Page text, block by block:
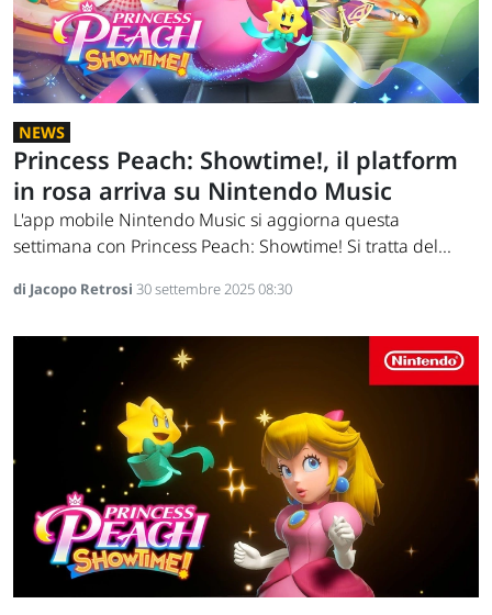
NEWS
Princess Peach: Showtime!, il platform
in rosa arriva su Nintendo Music
L'app mobile Nintendo Music si aggiorna questa
settimana con Princess Peach: Showtime! Si tratta del...
di Jacopo Retrosi 30 settembre 2025 08:30